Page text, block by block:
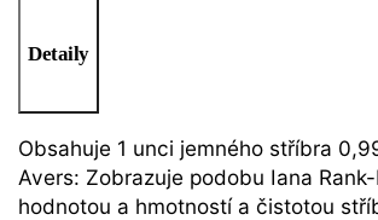
Detaily
Obsahuje 1 unci jemného stříbra
Avers: Zobrazuje podobu Iana
hodnotou a hmotností a čistotou